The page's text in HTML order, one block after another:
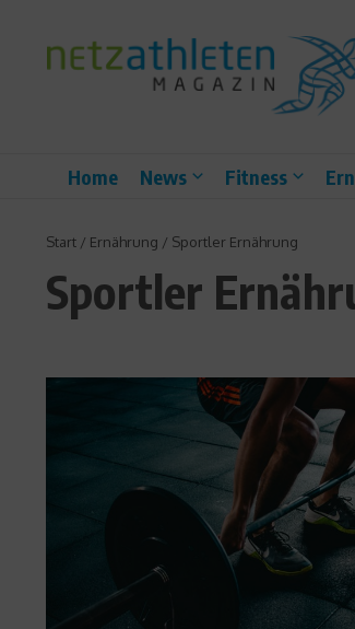
Home News Fitness
Start / Ernährung / Sportler Ernährung
Sportler